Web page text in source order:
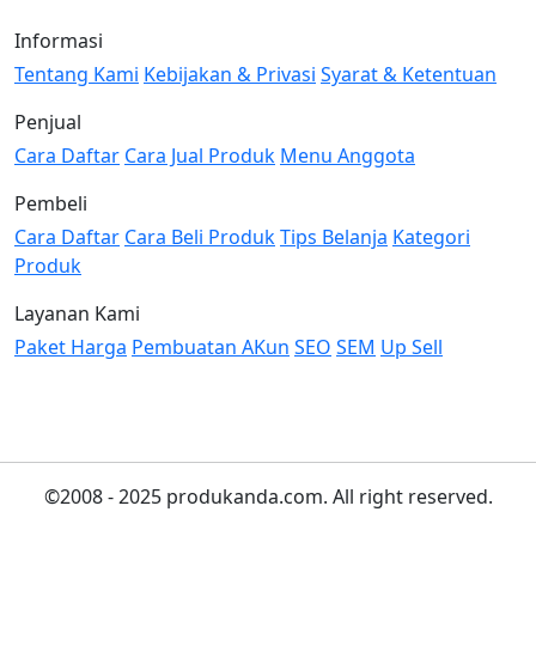
Informasi
Tentang Kami Kebijakan & Privasi Syarat & Ketentuan
Penjual
Cara Daftar Cara Jual Produk Menu Anggota
Pembeli
Cara Daftar Cara Beli ProdukTips Belanja Kategori
Produk
Layanan Kami
Paket Harga Pembuatan AKun SEO SEM Up Sell
©2008 - 2025 produkanda.com. All right reserved.